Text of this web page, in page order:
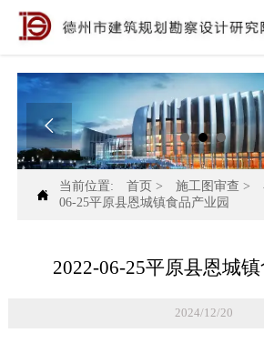


当前位置: 首页 > 施工图审查 >
06-25平原县恩城镇食品产业园
2022-06-25平原县恩城
2024/12/20